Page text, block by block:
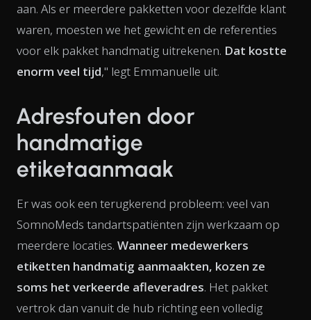
aan. Als er meerdere pakketten voor dezelfde klant
waren, moesten we het gewicht en de referenties
voor elk pakket handmatig uitrekenen. Dat kostte
enorm veel tijd," legt Emmanuelle uit.
Adresfouten door
handmatige
etiketaanmaak
Er was ook een terugkerend probleem: veel van
SomnoMeds tandartspatiënten zijn werkzaam op
meerdere locaties. Wanneer medewerkers
etiketten handmatig aanmaakten, kozen ze
soms het verkeerde afleveradres. Het pakket
vertrok dan vanuit de hub richting een volledig